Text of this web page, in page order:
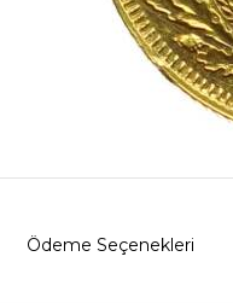
Ödeme Seçenekleri